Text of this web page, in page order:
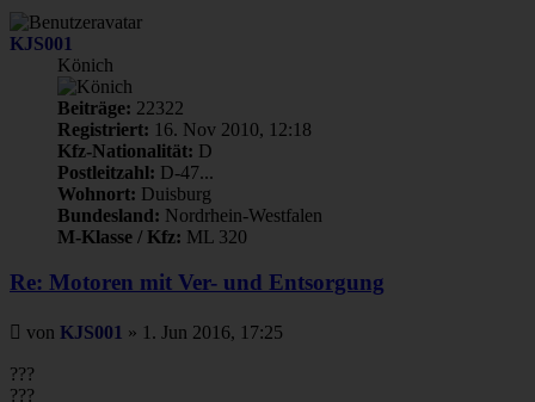
KJS001
Könich
Beiträge: 22322
Registriert: 16. Nov 2010, 12:18
Kfz-Nationalität: D
Postleitzahl: D-47...
Wohnort: Duisburg
Bundesland: Nordrhein-Westfalen
M-Klasse / Kfz: ML 320
Re: Motoren mit Ver- und Entsorgung
Beitrag
von KJS001 » 1. Jun 2016, 17:25
???
???